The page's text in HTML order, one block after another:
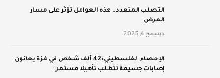
‫التصلب المتعدد.. هذه العوامل تؤثر على مسار
المرض
ديسمبر 4, 2025
الإحصاء الفلسطيني: 42 ألف شخص في غزة يعانون
إصابات جسيمة تتطلب تأهيلا مستمرا